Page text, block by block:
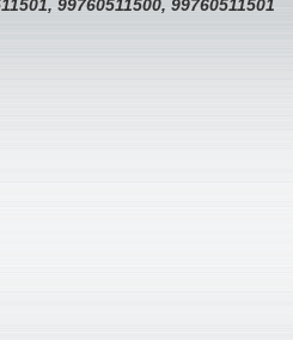
99760511500, 99760511501